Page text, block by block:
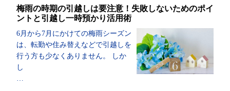
梅雨の時期の引越しは要注意！失敗しないためのポイ
ントと引越し一時預かり活用術
6月から7月にかけての梅雨シーズン
は、転勤や住み替えなどで引越しを
行う方も少なくありません。 しか
し
…